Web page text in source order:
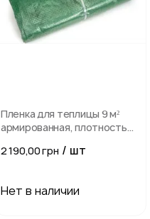
Пленка для теплицы 9 м²
армированная, плотность
Зеленая
2 190,00 грн / шт
Нет в наличии